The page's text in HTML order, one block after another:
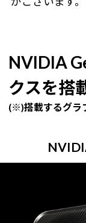
NVIDIA
クスを搭
(※)搭載するグラ